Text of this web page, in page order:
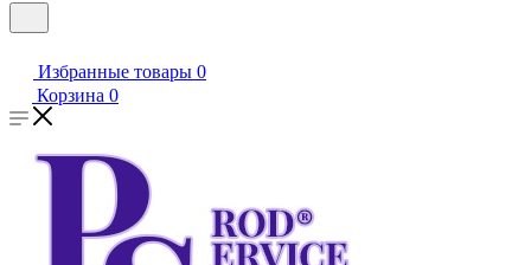
Избранные товары 0
Корзина 0